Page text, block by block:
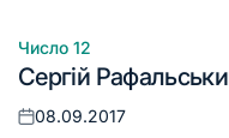
Опублікувати
у
Число 12
Сергій
Оприлюднено
08.09.2017